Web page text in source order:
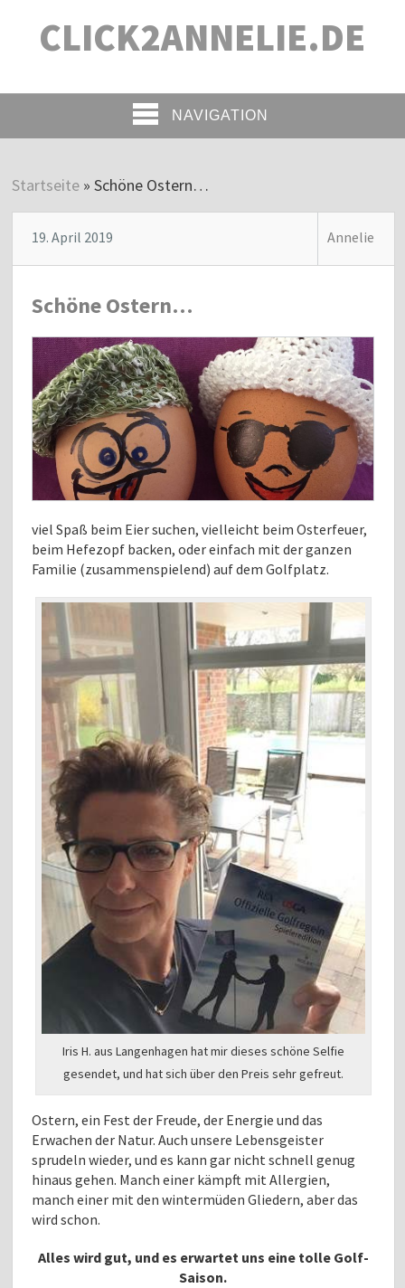
CLICK2ANNELIE.DE
NAVIGATION
Startseite »Schöne Ostern…
19. April 2019 Annelie
Schöne Ostern…
viel Spaß beim Eier suchen,vielleicht beim Osterfeuer,
beim Hefezopf backen, oder einfach mit der ganzen
Familie (zusammenspielend) auf dem Golfplatz.
Iris H. aus Langenhagen hat mir dieses schöne Selfie
gesendet, und hat sich über den Preis sehr gefreut.
Ostern, ein Fest der Freude, der Energie und das
Erwachen der Natur. Auch unsere Lebensgeister
sprudeln wieder, und es kann gar nicht schnell genug
hinaus gehen. Manch einer kämpft mit Allergien,
manch einer mit den wintermüden Gliedern, aber das
wird schon.
Alles wird gut, und es erwartet uns eine tolle Golf-
Saison.